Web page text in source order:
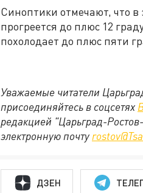
Синоптики отмечают, что в
прогреется до плюс 12
похолодает до плюс пяти
Уважаемые читатели
присоединяйтесь в соцсетях
редакцией "Царьград-
электронную почту
ДЗЕН